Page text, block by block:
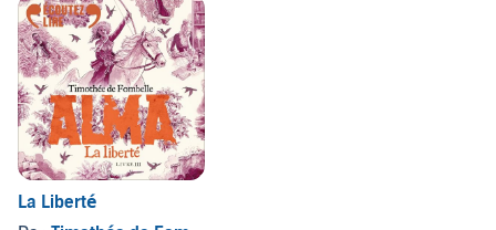
La Liberté